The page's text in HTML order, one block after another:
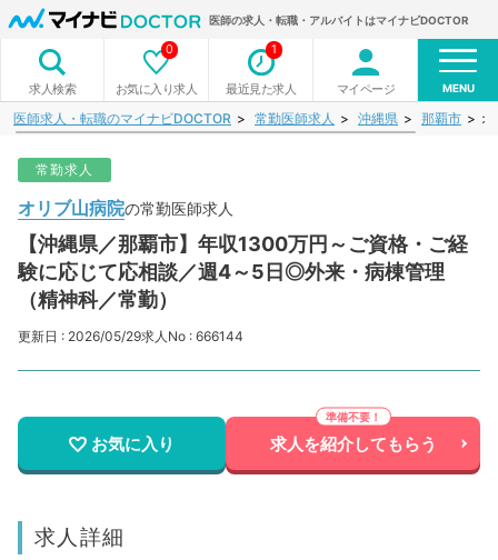
医師の求人・転職・アルバイトはマイナビDOCTOR
求人検索 お気に入り求人
0
最近見た求人
1
マイページ MENU
医師求人・転職のマイナビDOCTOR 常勤医師求人 沖縄県 那覇市
常勤求人
オリブ山病院の常勤医師求人
【沖縄県／那覇市】年収1300万円～ご資格・ご経
験に応じて応相談／週4～5日◎外来・病棟管理
（精神科／常勤）
更新日 : 2026/05/29求人No : 666144
お気に入り 求人を紹介してもらう
求人詳細